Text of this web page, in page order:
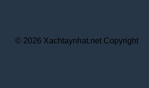
© 2026 Xachtaynhat.net Copyright